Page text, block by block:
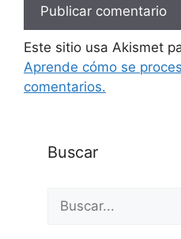
Este sitio usa Akismet
Aprende cómo se
comentarios.
Buscar
Buscar: